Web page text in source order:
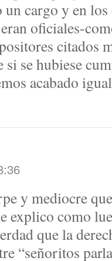
cargo y en los
oficiales-
citados
se hubiese
acabado
y mediocre
explico como
que la
“señoritos